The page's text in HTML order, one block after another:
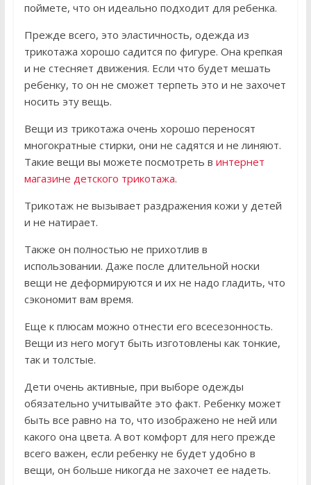
поймете, что он идеально подходит для ребенка.
Прежде всего, это эластичность, одежда из
трикотажа хорошо садится по фигуре. Она крепкая
и не стесняет движения. Если что будет мешать
ребенку, то он не сможет терпеть это и не захочет
носить эту вещь.
Вещи из трикотажа очень хорошо переносят
многократные стирки, они не садятся и не линяют.
Такие вещи вы можете посмотреть в интернет
магазине детского трикотажа.
Трикотаж не вызывает раздражения кожи у детей
и не натирает.
Также он полностью не прихотлив в
использовании. Даже после длительной носки
вещи не деформируются и их не надо гладить, что
сэкономит вам время.
Еще к плюсам можно отнести его всесезонность.
Вещи из него могут быть изготовлены как тонкие,
так и толстые.
Дети очень активные, при выборе одежды
обязательно учитывайте это факт. Ребенку может
быть все равно на то, что изображено не ней или
какого она цвета. А вот комфорт для него прежде
всего важен, если ребенку не будет удобно в
вещи, он больше никогда не захочет ее надеть.